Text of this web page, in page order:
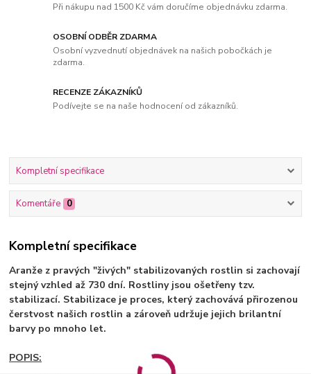
Při nákupu nad 1500 Kč vám doručíme objednávku zdarma.
OSOBNÍ ODBĚR ZDARMA
Osobní vyzvednutí objednávek na našich pobočkách je
zdarma.
RECENZE ZÁKAZNÍKŮ
Podívejte se na naše hodnocení od zákazníků.
Kompletní specifikace
Komentáře 0
Kompletní specifikace
Aranže z pravých "živých" stabilizovaných rostlin si zachovají
stejný vzhled až 730 dní. Rostliny jsou ošetřeny tzv.
stabilizací. Stabilizace je proces, který zachovává přirozenou
čerstvost našich rostlin a zároveň udržuje jejich brilantní
barvy po mnoho let.
POPIS: